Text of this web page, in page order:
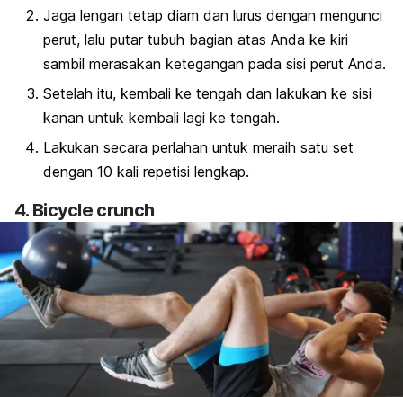
Jaga lengan tetap diam dan lurus dengan mengunci
perut, lalu putar tubuh bagian atas Anda ke kiri
sambil merasakan ketegangan pada sisi perut Anda.
Setelah itu, kembali ke tengah dan lakukan ke sisi
kanan untuk kembali lagi ke tengah.
Lakukan secara perlahan untuk meraih satu set
dengan 10 kali repetisi lengkap.
4. Bicycle crunch